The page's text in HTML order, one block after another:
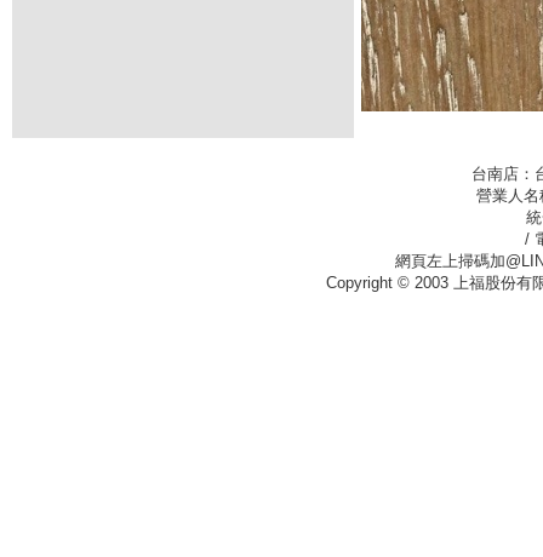
台南店：
營業人
/
網頁左上掃碼加
Copyright © 2003 上福股份有